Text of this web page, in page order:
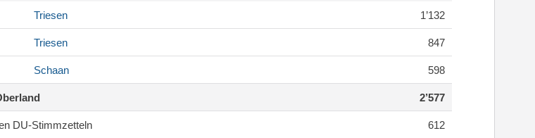
Triesen 1’132
Triesen 847
Schaan 598
2’577
DU-Stimmzetteln 612